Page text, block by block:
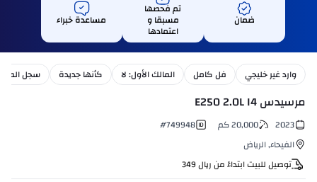
ضمان
تم فحصها
مسبقا و
اعتمادها
مساعدة خبراء
وارد غير خليجي فل كامل المالك الأول: لا كأنها جديدة سجل
مرسيدس E250 2.0L I4
2023
20,000 كم #749948
الفيحاء,الرياض
توصيل للبيت ابتداءً من ريال 349